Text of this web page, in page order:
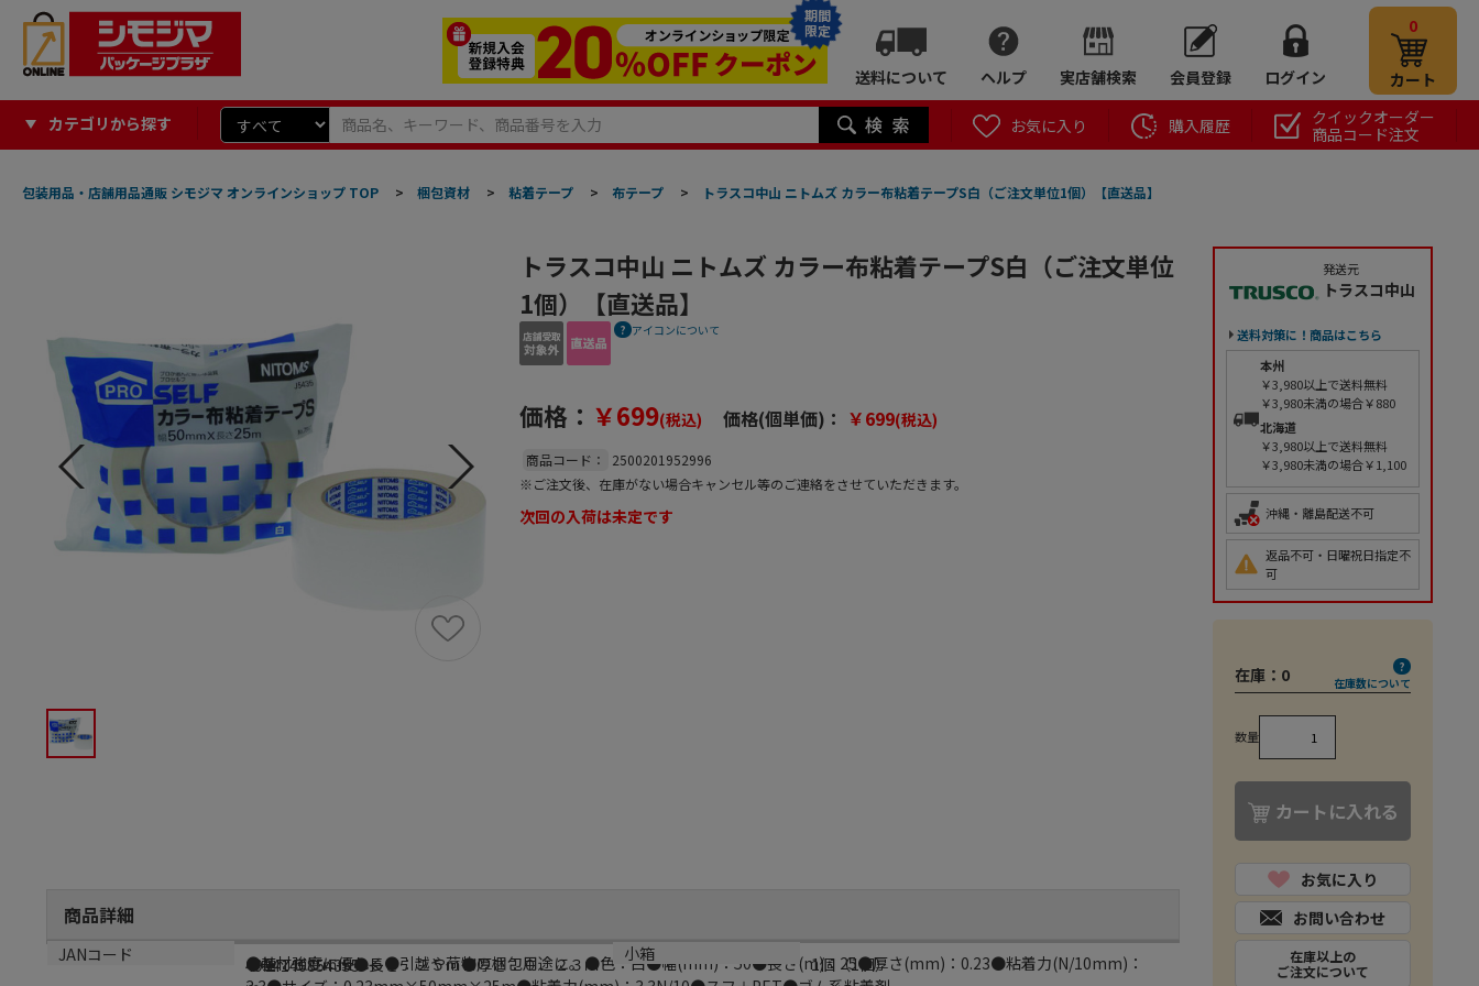
期間
限定
送料について ヘルプ 実店舗検索 会員登録 ログイン
0
カート
カテゴリから探す お気に入り 購入履歴
クイックオーダー
商品コード注文
包装用品・店舗用品通販 シモジマ オンラインショップ TOP > 梱包資材 > 粘着テープ > 布テープ > トラスコ中山 ニトムズ カラー布粘着テープS白（ご注文単位1個）【直送品】
トラスコ中山 ニトムズ カラー布粘着テープS白（ご注文単位
1個）【直送品】
アイコンについて
価格： ￥699(税込) 価格(個単価)： ￥699(税込)
商品コード：
2500201952996
※ご注文後、在庫がない場合キャンセル等のご連絡をさせていただきます。
次回の入荷は未定です
商品詳細
商品説明
●基材強度に優れる●引越や荷物の梱包用途に。●色：白●幅(mm)：50●長さ(m)：25●厚さ(mm)：0.23●粘着力(N/10mm)：
サイズ
●幅：５０ｍｍ●長さ：２５ｍ●厚さ：０．２３ｍ
小箱
1個（1個）
JANコード
4904140854355
発送元
トラスコ中山
送料対策に！商品はこちら
本州
￥3,980以上で送料無料
￥3,980未満の場合￥880
北海道
￥3,980以上で送料無料
￥3,980未満の場合￥1,100
沖縄・離島配送不可
返品不可・日曜祝日指定不
可
在庫： 0 在庫数について
数量
カートに入れる
お気に入り
お問い合わせ
在庫以上の
ご注文について